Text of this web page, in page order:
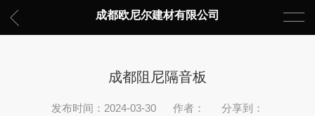
成都欧尼尔建材有限公司
成都阻尼隔音板
发布时间：2024-03-30 作者：
分享到：